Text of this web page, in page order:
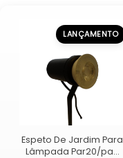
LANÇAMENTO
Espeto De Jardim Para
Lâmpada Par20/pa...